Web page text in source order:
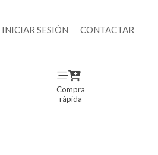
INICIAR SESIÓN CONTACTAR
Compra
rápida